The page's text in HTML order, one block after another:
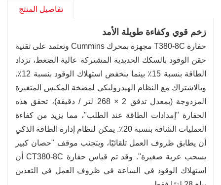
مناسب لجميع سيناريوهات التكسير والحفر والتحميل)
تفاصيل المنتج
زخم قوي وكفاءة طويلة الأمد
حفارة T380-8C مجهزة بمحرك Cummins وتعتمد على تقنية
حقن الوقود بالسكك الحديدية المشتركة عالية الضغط، تزداد
الطاقة بنسبة 15٪ بينما ينخفض ​​استهلاك الوقود بنسبة 12٪.
وبالاشتراك مع النظام الهيدروليكي لمضخة المكبس المتغيرة
المزدوجة (بمعدل تدفق 2 × 268 لتر / دقيقة)، تحقق هذه
الحفارة "إمدادات الطاقة عند الطلب"، مما يزيد من كفاءة
العمليات الشاقة بنسبة 20٪. يمكن لنظام إدارة الطاقة الذكي
أن يطابق ظروف العمل تلقائيًا، ويتجنب موقف "حصان كبير
يسحب عربة صغيرة". وقد تم قياس حفارة CT380-8C أن
استهلاك الوقود في الساعة في ظروف العمل في التعدين